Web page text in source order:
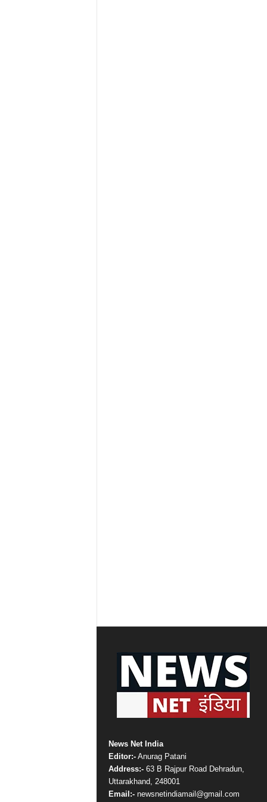
News Net India
Editor:-Anurag Patani
Address:-63 B Rajpur Road Dehradun,
Uttarakhand, 248001
Email:-newsnetindiamail@gmail.com